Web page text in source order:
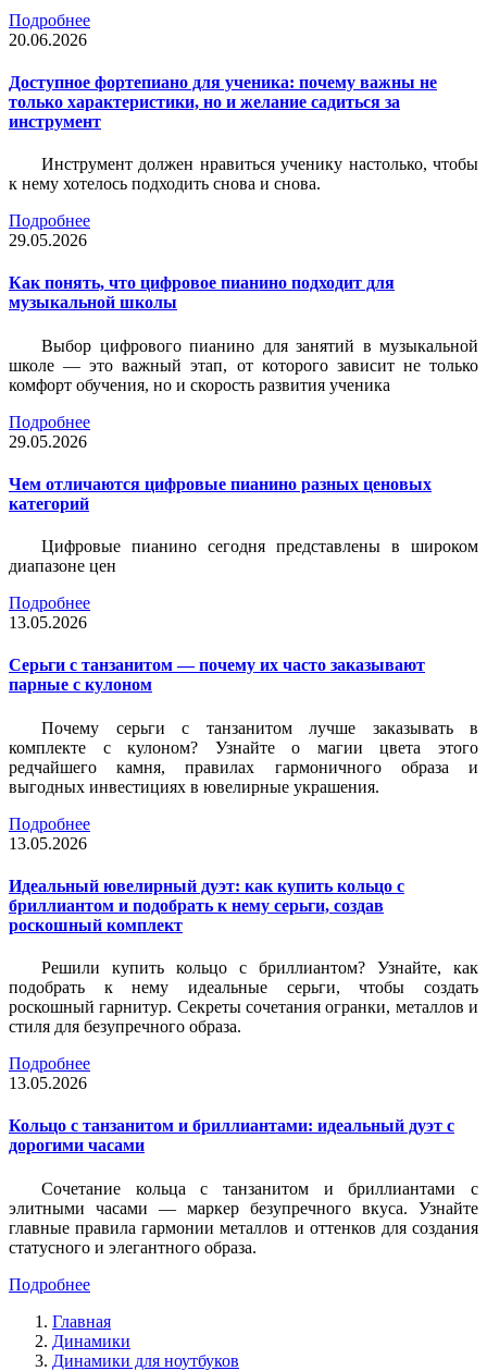
Подробнее
20.06.2026
Доступное фортепиано для ученика: почему важны не
только характеристики, но и желание садиться за
инструмент
Инструмент должен нравиться ученику настолько, чтобы
к нему хотелось подходить снова и снова.
Подробнее
29.05.2026
Как понять, что цифровое пианино подходит для
музыкальной школы
Выбор цифрового пианино для занятий в музыкальной
школе — это важный этап, от которого зависит не только
комфорт обучения, но и скорость развития ученика
Подробнее
29.05.2026
Чем отличаются цифровые пианино разных ценовых
категорий
Цифровые пианино сегодня представлены в широком
диапазоне цен
Подробнее
13.05.2026
Серьги с танзанитом — почему их часто заказывают
парные с кулоном
Почему серьги с танзанитом лучше заказывать в
комплекте с кулоном? Узнайте о магии цвета этого
редчайшего камня, правилах гармоничного образа и
выгодных инвестициях в ювелирные украшения.
Подробнее
13.05.2026
Идеальный ювелирный дуэт: как купить кольцо с
бриллиантом и подобрать к нему серьги, создав
роскошный комплект
Решили купить кольцо с бриллиантом? Узнайте, как
подобрать к нему идеальные серьги, чтобы создать
роскошный гарнитур. Секреты сочетания огранки, металлов и
стиля для безупречного образа.
Подробнее
13.05.2026
Кольцо с танзанитом и бриллиантами: идеальный дуэт с
дорогими часами
Сочетание кольца с танзанитом и бриллиантами с
элитными часами — маркер безупречного вкуса. Узнайте
главные правила гармонии металлов и оттенков для создания
статусного и элегантного образа.
Подробнее
Главная
Динамики
Динамики для ноутбуков